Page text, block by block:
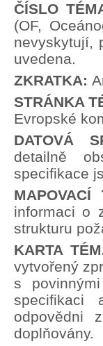
ČÍSLO
(OF,
nevyskytují,
uvedena.
ZKRATKA:
STRÁNKA
Evropské
DATOVÁ
detailně
specifikace
MAPOVACÍ
informaci o
strukturu
KARTA
vytvořený
s
specifikaci
odpovědni
doplňovány.